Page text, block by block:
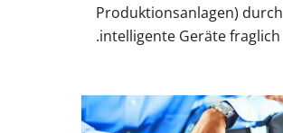
Produktionsanlagen) durch
intelligente Geräte fraglich.